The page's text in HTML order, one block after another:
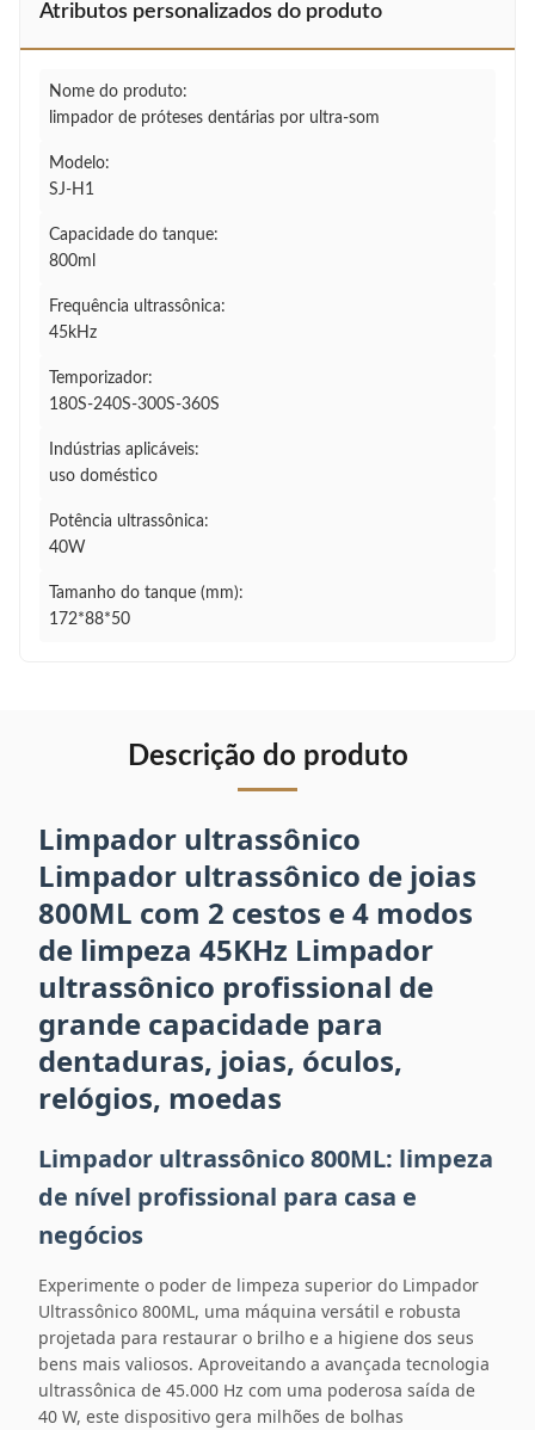
Atributos personalizados do produto
Nome do produto:
limpador de próteses dentárias por ultra-som
Modelo:
SJ-H1
Capacidade do tanque:
800ml
Frequência ultrassônica:
45kHz
Temporizador:
180S-240S-300S-360S
Indústrias aplicáveis:
uso doméstico
Potência ultrassônica:
40W
Tamanho do tanque (mm):
172*88*50
Descrição do produto
Limpador ultrassônico
Limpador ultrassônico de joias
800ML com 2 cestos e 4 modos
de limpeza 45KHz Limpador
ultrassônico profissional de
grande capacidade para
dentaduras, joias, óculos,
relógios, moedas
Limpador ultrassônico 800ML: limpeza
de nível profissional para casa e
negócios
Experimente o poder de limpeza superior do Limpador
Ultrassônico 800ML, uma máquina versátil e robusta
projetada para restaurar o brilho e a higiene dos seus
bens mais valiosos. Aproveitando a avançada tecnologia
ultrassônica de 45.000 Hz com uma poderosa saída de
40 W, este dispositivo gera milhões de bolhas